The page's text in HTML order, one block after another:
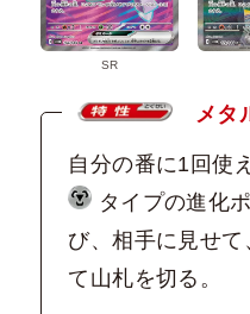
SR
メタ
自分の番に1回使
タイプの進化
び、相手に見せて
て山札を切る。